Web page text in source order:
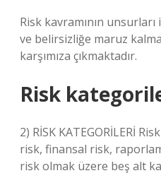
Risk kavramının
ve belirsizliğe maruz
karşımıza çıkmaktadır.
Risk
2) RİSK KATEGORİLERİ
risk, finansal risk,
risk olmak üzere beş alt